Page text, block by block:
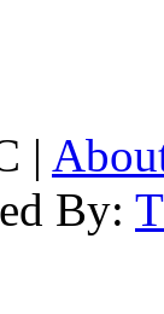
|
By: